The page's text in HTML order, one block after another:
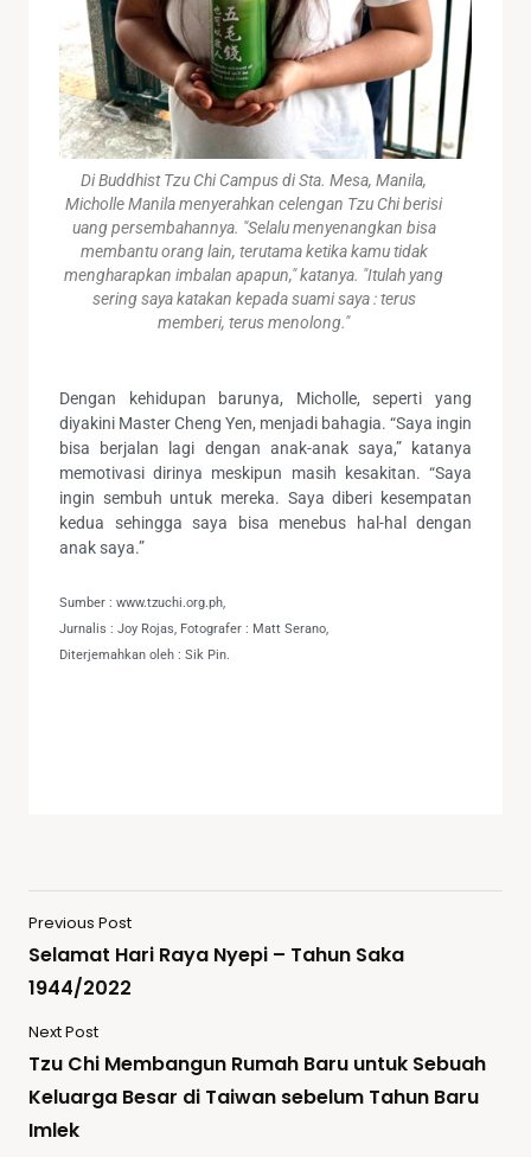
Di Buddhist Tzu Chi Campus di Sta. Mesa, Manila,
Micholle Manila menyerahkan celengan Tzu Chi berisi
uang persembahannya. "Selalu menyenangkan bisa
membantu orang lain, terutama ketika kamu tidak
mengharapkan imbalan apapun," katanya. "Itulah yang
sering saya katakan kepada suami saya : terus
memberi, terus menolong."
Dengan kehidupan barunya, Micholle, seperti yang
diyakini Master Cheng Yen, menjadi bahagia. “Saya ingin
bisa berjalan lagi dengan anak-anak saya,” katanya
memotivasi dirinya meskipun masih kesakitan. “Saya
ingin sembuh untuk mereka. Saya diberi kesempatan
kedua sehingga saya bisa menebus hal-hal dengan
anak saya.”
Sumber : www.tzuchi.org.ph,
Jurnalis : Joy Rojas, Fotografer : Matt Serano,
Diterjemahkan oleh : Sik Pin.
Previous Post
Selamat Hari Raya Nyepi – Tahun Saka
1944/2022
Next Post
Tzu Chi Membangun Rumah Baru untuk Sebuah
Keluarga Besar di Taiwan sebelum Tahun Baru
Imlek